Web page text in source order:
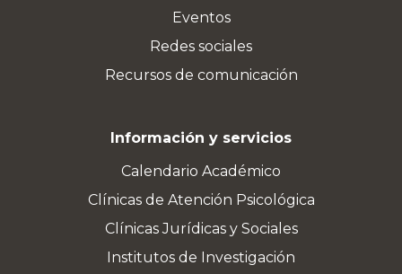
Eventos
Redes sociales
Recursos de comunicación
Información y servicios
Calendario Académico
Clínicas de Atención Psicológica
Clínicas Jurídicas y Sociales
Institutos de Investigación